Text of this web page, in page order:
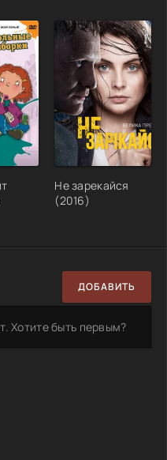
Не зарекайся
(2016)
ДОБАВИТЬ
Хотите быть первым?